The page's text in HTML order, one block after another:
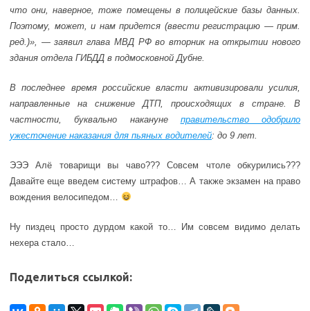
что они, наверное, тоже помещены в полицейские базы данных.
Поэтому, может, и нам придется (ввести регистрацию — прим.
ред.)», — заявил глава МВД РФ во вторник на открытии нового
здания отдела ГИБДД в подмосковной Дубне.
В последнее время российские власти активизировали усилия,
направленные на снижение ДТП, происходящих в стране. В
частности, буквально накануне правительство одобрило
ужесточение наказания для пьяных водителей: до 9 лет.
ЭЭЭ Алё товарищи вы чаво??? Совсем чтоле обкурились???
Давайте еще введем систему штрафов… А также экзамен на право
вождения велосипедом…
Ну пиздец просто дурдом какой то… Им совсем видимо делать
нехера стало…
Поделиться ссылкой: